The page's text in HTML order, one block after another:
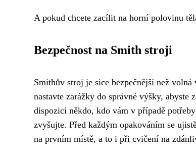
A pokud chcete zacílit na horní polovinu
Bezpečnost na Smith stroji
Smithův stroj je sice bezpečnější než
nastavte zarážky do správné výšky,
dispozici někdo, kdo vám v případě
zvyšujte. Před každým opakováním se
na prvním místě, a to i při cvičení na